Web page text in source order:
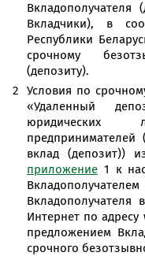
Вкладчики), в
Республики
срочному
(депозиту).
Условия по
«Удаленный
вклад (депозит))
приложение 1 к
Вкладополучателя
Интернет по
предложением
срочного